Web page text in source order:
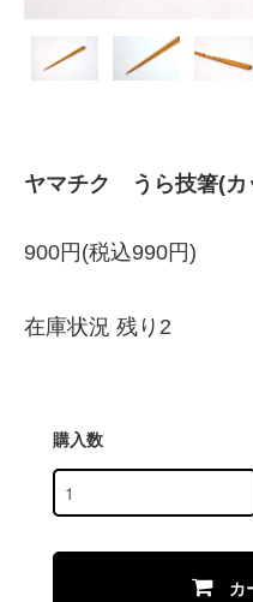
ヤマチク うら技箸(カ
900円(税込990円)
在庫状況 残り2
購入数
カ